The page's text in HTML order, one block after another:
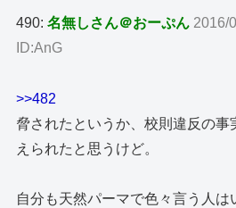
490:名無しさん＠おーぷん 2016/
ID:AnG
>>482
脅されたというか、校則違反の事
えられたと思うけど。
自分も天然パーマで色々言う人